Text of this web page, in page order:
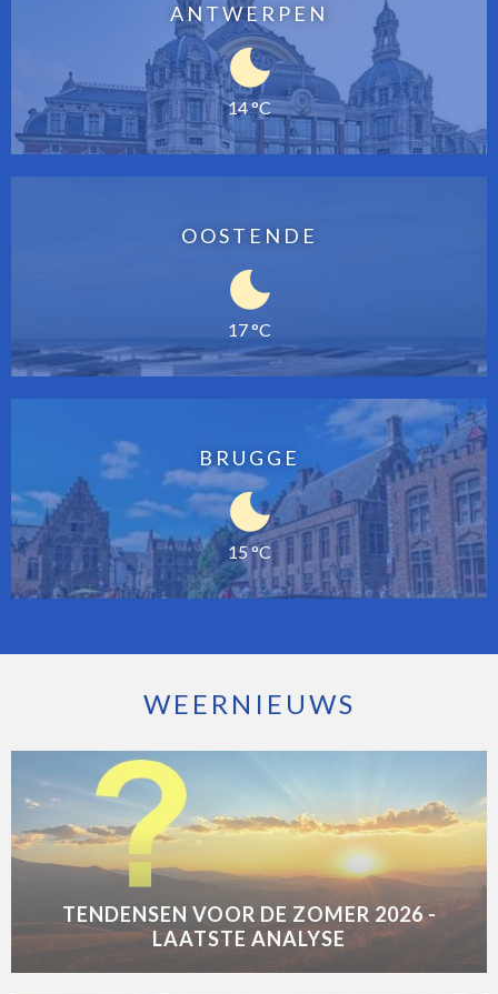
ANTWERPEN
14 °C
OOSTENDE
17 °C
BRUGGE
15 °C
WEERNIEUWS
TENDENSEN VOOR DE ZOMER 2026 -
LAATSTE ANALYSE